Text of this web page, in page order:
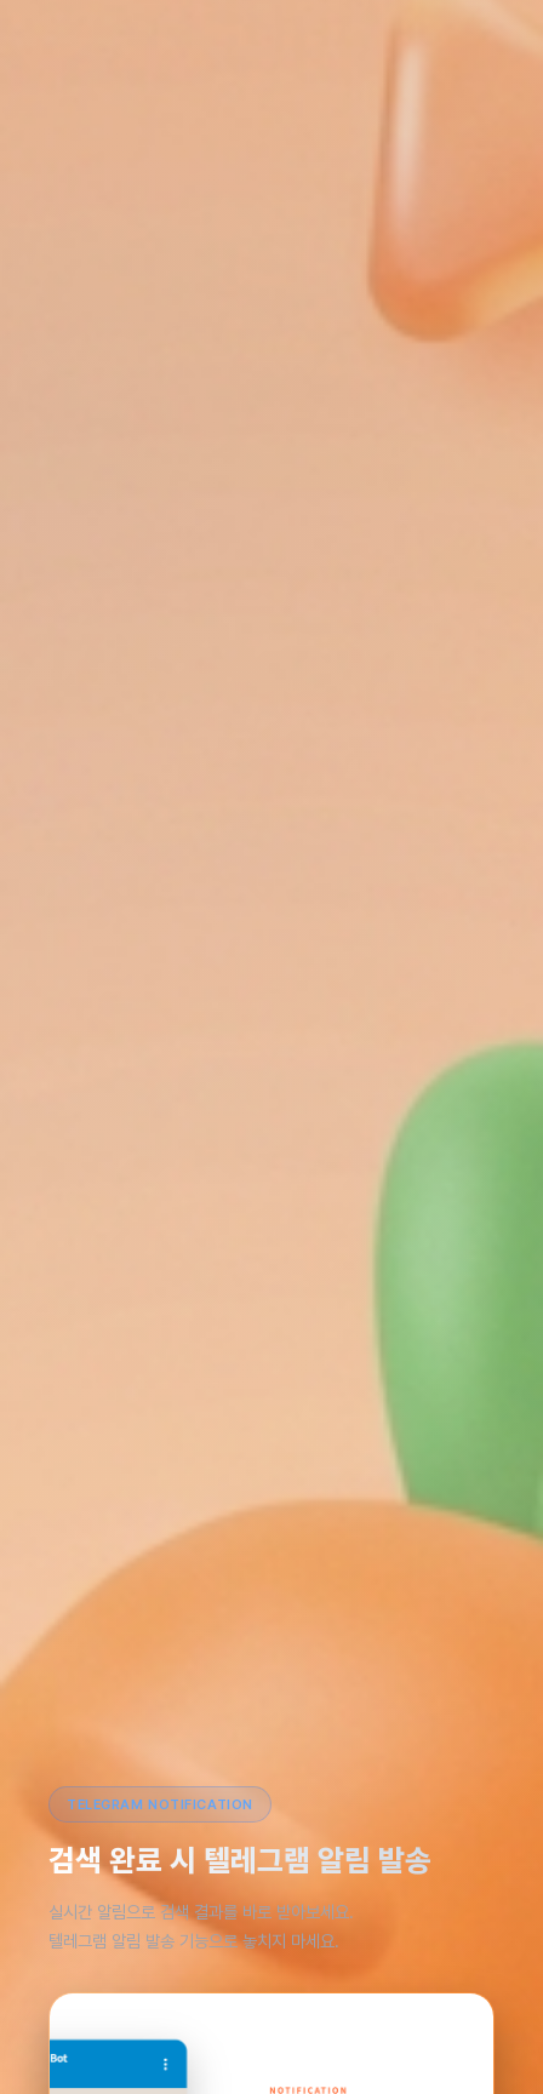
TELEGRAM NOTIFICATION
검색 완료 시 텔레그램 알림 발송
실시간 알림으로 검색 결과를 바로 받아보세요.
텔레그램 알림 발송 기능으로 놓치지 마세요.